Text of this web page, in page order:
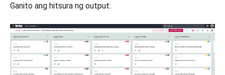
Ganito ang hitsura ng output: